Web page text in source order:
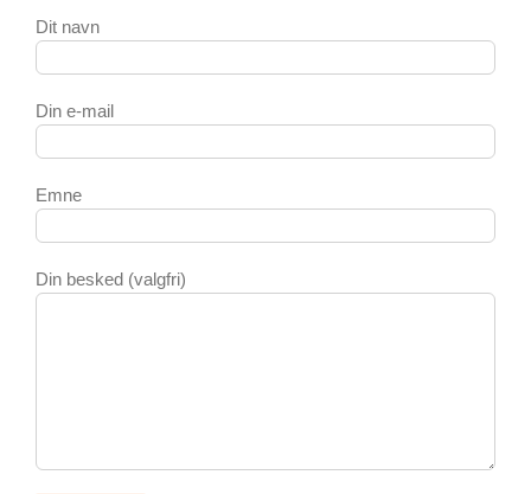
Dit navn
Din e-mail
Emne
Din besked (valgfri)